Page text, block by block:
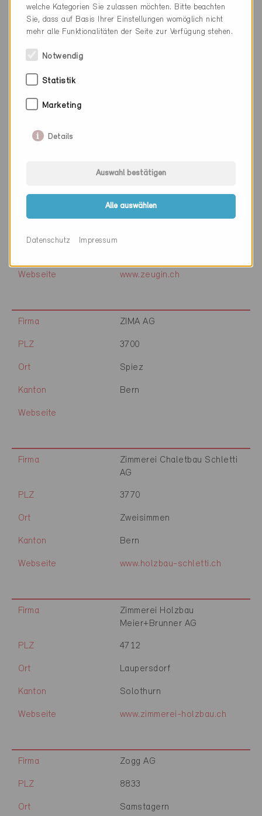
Firma Zellweger Architekten AG
PLZ
Ort
Kanton
Webseite
3110
Webseite www.zeugin.ch
Firma ZIMA AG
PLZ 3700
Ort Spiez
Kanton Bern
Webseite
Firma
Zimmerei Chaletbau Schletti
AG
PLZ 3770
Ort Zweisimmen
Kanton Bern
Webseite www.holzbau-schletti.ch
Firma
Zimmerei Holzbau
Meier+Brunner AG
PLZ 4712
Ort Laupersdorf
Kanton Solothurn
Webseite www.zimmerei-holzbau.ch
Firma Zogg AG
PLZ 8833
Ort Samstagern
welche Kategorien Sie zulassen möchten. Bitte beachten
Sie, dass auf Basis Ihrer Einstellungen womöglich nicht
mehr alle Funktionalitäten der Seite zur Verfügung stehen.
Notwendig
Statistik
Marketing
Details
Auswahl bestätigen
Alle auswählen
Datenschutz Impressum